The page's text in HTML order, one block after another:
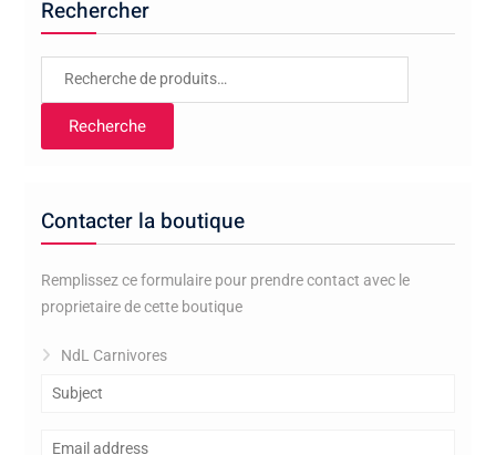
Rechercher
Recherche
Recherche
Contacter la boutique
Remplissez ce formulaire pour prendre contact avec le
proprietaire de cette boutique
NdL Carnivores